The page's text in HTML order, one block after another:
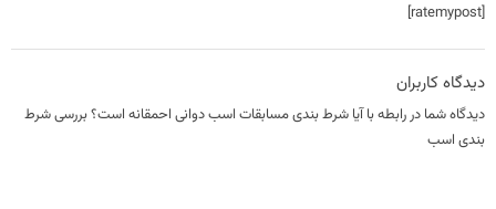
[ratemypost]
دیدگاه کاربران
دیدگاه شما در رابطه با آیا شرط بندی مسابقات اسب دوانی احمقانه است؟ بررسی شرط
بندی اسب